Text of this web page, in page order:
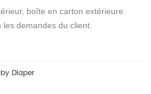
boîte en carton extérieure.
demandes du client.
Diaper